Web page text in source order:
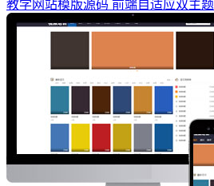
教学网站模版源码 前端自适应双主题